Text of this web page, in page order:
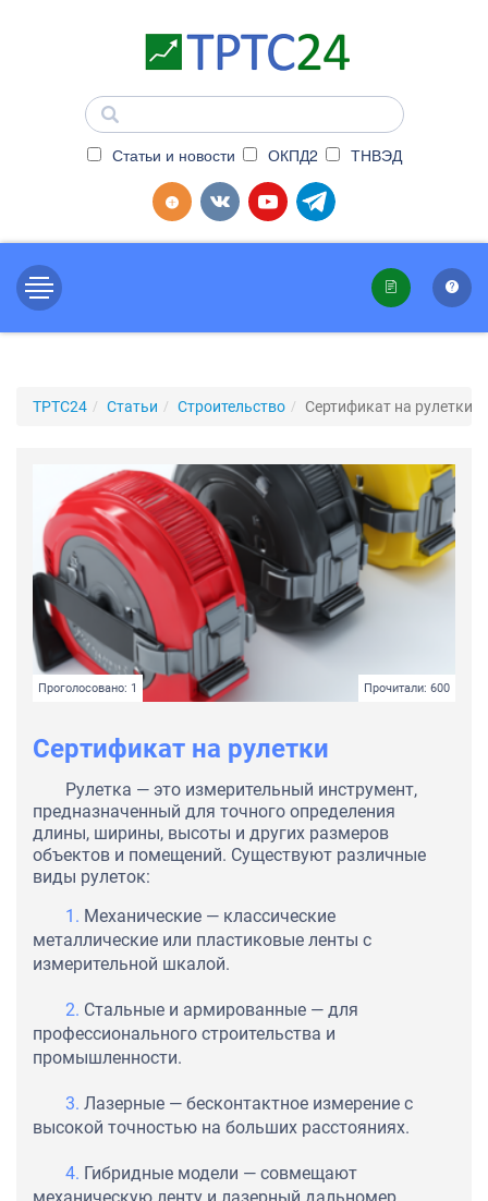
Статьи и новости ОКПД2 ТНВЭД
ТРТС24 Статьи Строительство Сертификат на рулетки
Проголосовано: 1 Прочитали: 600
Сертификат на рулетки
Рулетка — это измерительный инструмент,
предназначенный для точного определения
длины, ширины, высоты и других размеров
объектов и помещений. Существуют различные
виды рулеток:
Механические — классические
металлические или пластиковые ленты с
измерительной шкалой.
Стальные и армированные — для
профессионального строительства и
промышленности.
Лазерные — бесконтактное измерение с
высокой точностью на больших расстояниях.
Гибридные модели — совмещают